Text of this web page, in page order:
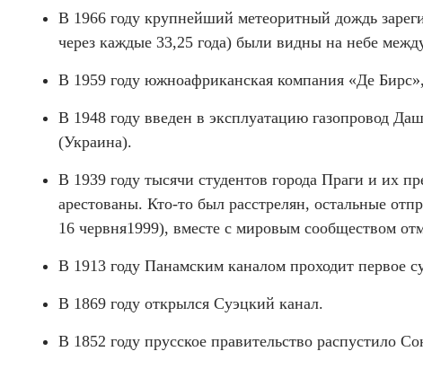
В 1966 году крупнейший метеоритный дождь
через каждые 33,25 года) были видны на небе
В 1959 году южноафриканская компания «Де
В 1948 году введен в эксплуатацию газопровод
(Украина).
В 1939 году тысячи студентов города Праги и их
арестованы. Кто-то был расстрелян, остальные
16 червня1999), вместе с мировым сообществом
В 1913 году Панамским каналом проходит первое
В 1869 году открылся Суэцкий канал.
В 1852 году прусское правительство распустило